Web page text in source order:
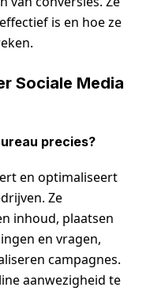
is en hoe ze
Sociale Media
precies?
en optimaliseert
Ze
inhoud, plaatsen
en vragen,
campagnes.
aanwezigheid te